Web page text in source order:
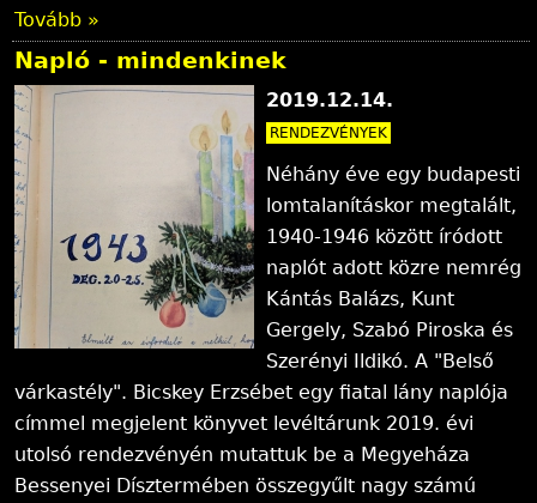
Tovább »
Napló - mindenkinek
2019.12.14.
RENDEZVÉNYEK
Néhány éve egy budapesti
lomtalanításkor megtalált,
1940-1946 között íródott
naplót adott közre nemrég
Kántás Balázs, Kunt
Gergely, Szabó Piroska és
Szerényi Ildikó. A "Belső
várkastély". Bicskey Erzsébet egy fiatal lány naplója
címmel megjelent könyvet levéltárunk 2019. évi
utolsó rendezvényén mutattuk be a Megyeháza
Bessenyei Dísztermében összegyűlt nagy számú